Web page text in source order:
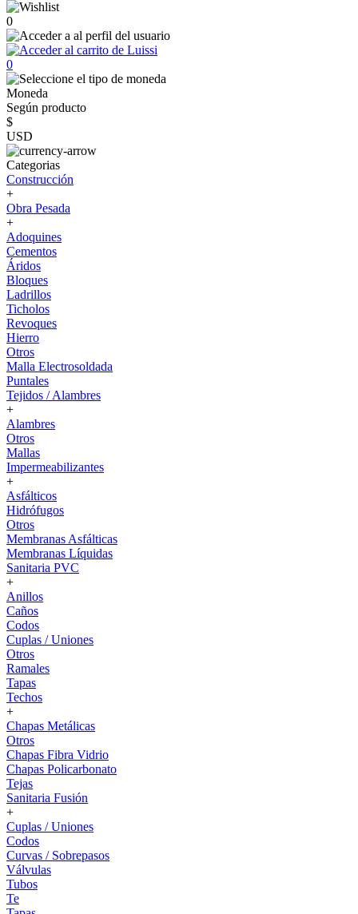
0
0
Moneda
Según producto
$
USD
Categorias
Construcción
+
Obra Pesada
+
Adoquines
Cementos
Áridos
Bloques
Ladrillos
Ticholos
Revoques
Hierro
Otros
Malla Electrosoldada
Puntales
Tejidos / Alambres
+
Alambres
Otros
Mallas
Impermeabilizantes
+
Asfálticos
Hidrófugos
Otros
Membranas Asfálticas
Membranas Líquidas
Sanitaria PVC
+
Anillos
Caños
Codos
Cuplas / Uniones
Otros
Ramales
Tapas
Techos
+
Chapas Metálicas
Otros
Chapas Fibra Vidrio
Chapas Policarbonato
Tejas
Sanitaria Fusión
+
Cuplas / Uniones
Codos
Curvas / Sobrepasos
Válvulas
Tubos
Te